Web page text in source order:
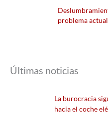
problema actual
Últimas noticias
La burocracia
hacia el coche